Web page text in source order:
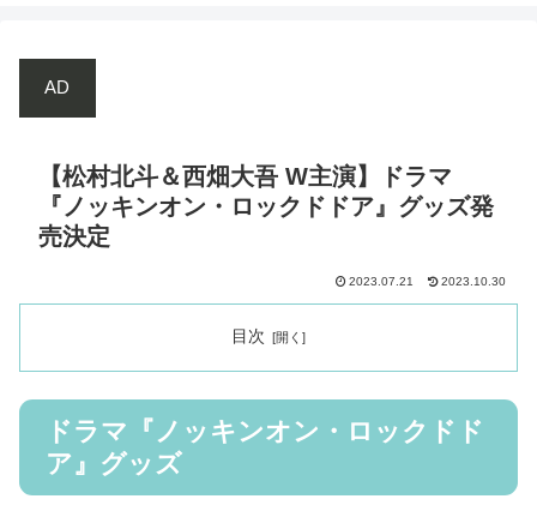
AD
【松村北斗＆西畑大吾 W主演】ドラマ
『ノッキンオン・ロックドドア』グッズ発
売決定
2023.07.21 2023.10.30
目次
ドラマ『ノッキンオン・ロックドド
ア』グッズ